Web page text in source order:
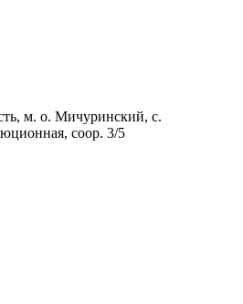
м. о. Мичуринский, с.
соор. 3/5